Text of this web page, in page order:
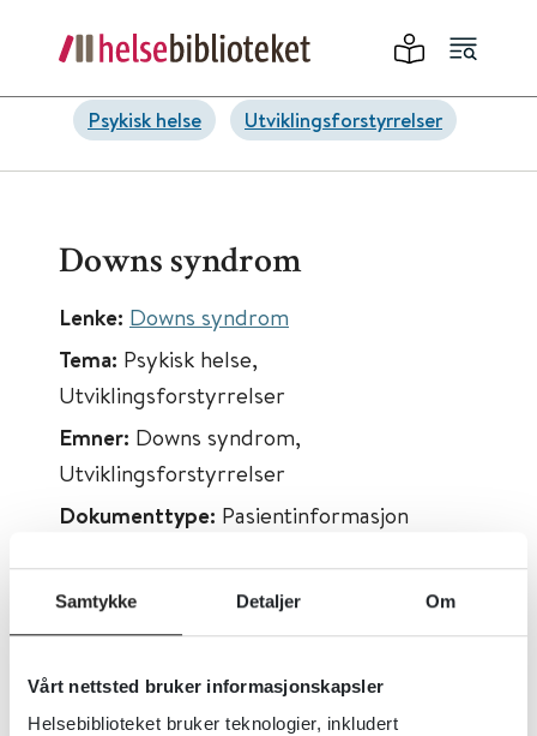
Samtykke Detaljer Om
Vårt nettsted bruker informasjonskapsler
Helsebiblioteket bruker teknologier, inkludert
Psykisk helse Utviklingsforstyrrelser
Downs syndrom
Lenke: Downs syndrom
Tema: Psykisk helse,
Utviklingsforstyrrelser
Emner: Downs syndrom,
Utviklingsforstyrrelser
Dokumenttype: Pasientinformasjon
Språk:Norsk